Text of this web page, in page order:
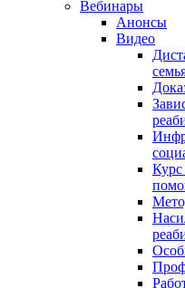
Вебинары
Анонсы
Видео
Курс